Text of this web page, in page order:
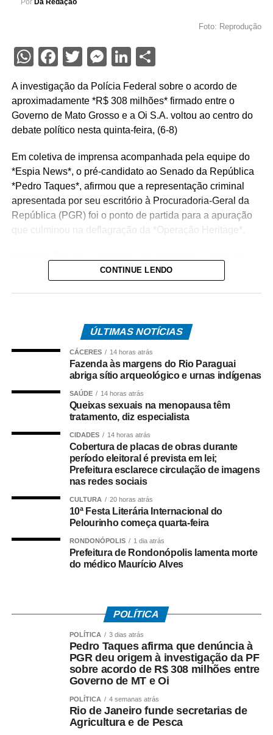
Por Da Redação
Foto: Reprodução
WhatsApp
Facebook
Twitter
Messenger
LinkedIn
Share
A investigação da Polícia Federal sobre o acordo de
aproximadamente *R$ 308 milhões* firmado entre o
Governo de Mato Grosso e a Oi S.A. voltou ao centro do
debate político nesta quinta-feira, (6-8)
Em coletiva de imprensa acompanhada pela equipe do
*Espia News*, o pré-candidato ao Senado da República
*Pedro Taques*, afirmou que a representação criminal
apresentada por seu escritório à Procuradoria-Geral da
República (PGR) foi o ponto de partida para a apuração
que culminou na deflagração da *Operação Heritage*.
análise de documentos que, na avaliação dele, apontam
*Como surgiu o caso*
O acordo investigado envolve uma disputa tributária entre
o Governo de Mato Grosso e a Oi S.A., encerrada por
meio de um acordo administrativo que movimentou cerca
Na coletiva, Pedro Taques afirmou que o Estado possuía
fundamento jurídico para a celebração do acordo da
forma como ocorreu. Segundo ele, a legislação estadual
que criou a Câmara de Resolução Consensual de
Conflitos, a *Consenso-MT*, não autorizaria esse tipo de
negociação envolvendo créditos tributários.
O ex-governador também disse que sua equipe
identificou movimentações financeiras consideradas
suspeitas envolvendo fundos de investimento ligados aos
valores pagos no acordo. As informações foram reunidas
pela Polícia Federal.
*O que disse Pedro Taques*
Durante a coletiva, Taques fez duras críticas ao acordo
firmado pelo Governo do Estado e afirmou que:
– *A investigação da PF teve origem* na representação
criminal apresentada por seu escritório;
– *O acordo com a Oi foi ilegal*, em sua avaliação;
– *Houve falhas nos critérios* utilizados para definir os
CONTINUE LENDO
ÚLTIMAS NOTÍCIAS
CÁCERES 14 horas atrás
Fazenda às margens do Rio Paraguai
abriga sítio arqueológico e urnas indígenas
SAÚDE 14 horas atrás
Queixas sexuais na menopausa têm
tratamento, diz especialista
CIDADES 14 horas atrás
Cobertura de placas de obras durante
período eleitoral é prevista em lei;
Prefeitura esclarece circulação de imagens
nas redes sociais
CULTURA 20 horas atrás
10ª Festa Literária Internacional do
Pelourinho começa quarta-feira
RONDONÓPOLIS 1 dia atrás
Prefeitura de Rondonópolis lamenta morte
do médico Maurício Alves
POLÍTICA
POLÍTICA 3 dias atrás
Pedro Taques afirma que denúncia à
PGR deu origem à investigação da PF
sobre acordo de R$ 308 milhões entre
Governo de MT e Oi
POLÍTICA 4 semanas atrás
Rio de Janeiro funde secretarias de
Agricultura e de Pesca